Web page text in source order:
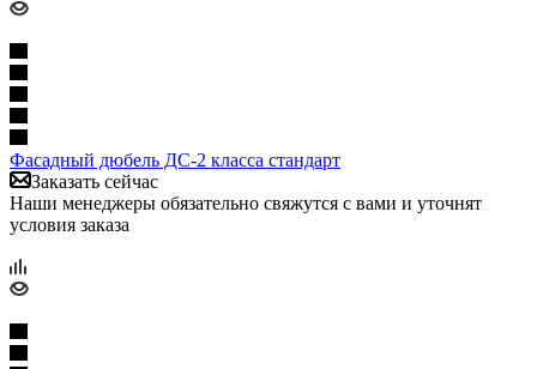
Фасадный дюбель ДС-2 класса стандарт
Заказать сейчас
Наши менеджеры обязательно свяжутся с вами и уточнят
условия заказа